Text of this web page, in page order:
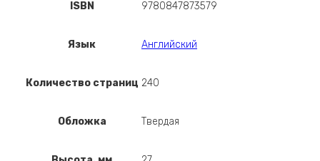
ISBN 9780847873579
Язык Английский
Количество страниц 240
Обложка Твердая